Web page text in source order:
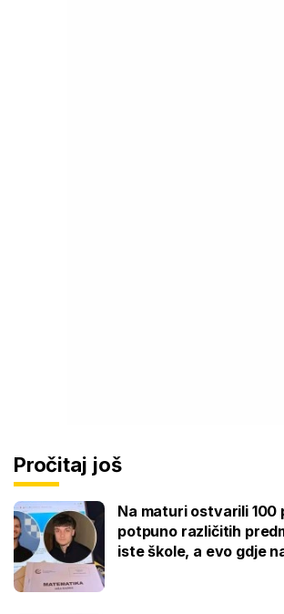
Pročitaj još
Na maturi ostvarili 100
potpuno različitih
iste škole, a evo gdje